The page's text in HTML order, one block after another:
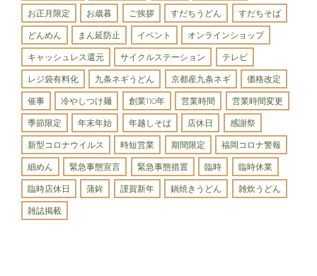
お正月限定 お歳暮 ご挨拶 すだちうどん すだちそば
どんめん まん延防止 イベント オンラインショップ
キャッシュレス還元 サイクルステーション テレビ
レジ袋有料化 九条ネギうどん 京都産九条ネギ 価格改定
催事 冷やしつけ麺 創業110年 営業時間 営業時間変更
季節限定 年末年始 年越しそば 店休日 感謝祭
新型コロナウイルス 時短営業 期間限定 福岡コロナ警報
細めん 緊急事態宣言 緊急事態措置 臨時 臨時休業
臨時店休日 蒲鉾 謹賀新年 鍋焼きうどん 雑炊うどん
雑誌掲載